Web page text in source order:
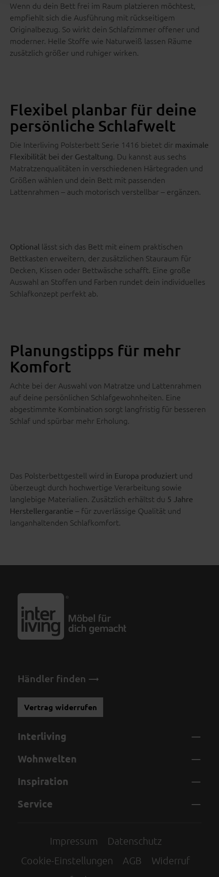
Wenn du dein Bett frei im Raum platzieren möchtest,
empfiehlt sich die Ausführung mit rückseitigem
Originalbezug. So wirkt dein Schlafzimmer offener und
moderner. Helle Stoffe wie Naturweiß lassen Räume
zusätzlich größer und ruhiger wirken.
Flexibel planbar für deine
persönliche Schlafwelt
Die Interliving Polsterbett Serie 1416 bietet dir maximale
Flexibilität bei der Gestaltung. Du kannst aus sechs
Matratzenqualitäten in verschiedenen Härtegraden und
Größen wählen und dein Bett mit passenden
Lattenrahmen – auch motorisch verstellbar – ergänzen.
Optional lässt sich das Bett mit einem praktischen
Bettkasten erweitern, der zusätzlichen Stauraum für
Decken, Kissen oder Bettwäsche schafft. Eine große
Auswahl an Stoffen und Farben rundet dein individuelles
Schlafkonzept perfekt ab.
Planungstipps für mehr
Komfort
Achte bei der Auswahl von Matratze und Lattenrahmen
auf deine persönlichen Schlafgewohnheiten. Eine
abgestimmte Kombination sorgt langfristig für besseren
Schlaf und spürbar mehr Erholung.
Das Polsterbettgestell wird in Europa produziert und
überzeugt durch hochwertige Verarbeitung sowie
langlebige Materialien. Zusätzlich erhältst du 5 Jahre
Herstellergarantie – für zuverlässige Qualität und
langanhaltenden Schlafkomfort.
Händler finden
Vertrag widerrufen
Interliving
Wohnwelten
Inspiration
Service
Impressum
Datenschutz
Cookie-Einstellungen
AGB
Widerruf